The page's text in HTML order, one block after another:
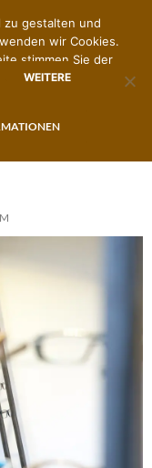
zu gestalten und
wir Cookies.
stimmen Sie der
WEITERE